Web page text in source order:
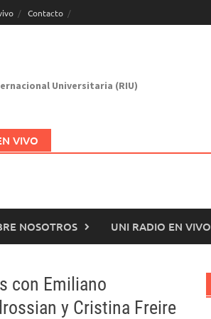
Contacto
Universitaria (RIU)
VIVO
NOSOTROS UNI RADIO EN VIVO
con Emiliano
y Cristina Freire